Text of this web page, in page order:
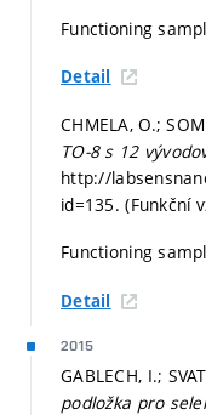
Functioning
Detail
CHMELA, O.;
TO-8 s 12
http://
id=135. (Funkční
Functioning
Detail
2015
GABLECH, I.;
podložka pro